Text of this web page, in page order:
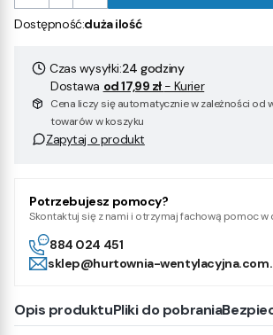
Dostępność:duża ilość
Czas wysyłki:24 godziny
Dostawa od 17,99 zł - Kurier
Cena liczy się automatycznie w zależności od
towarów w koszyku
Zapytaj o produkt
Potrzebujesz pomocy?
Skontaktuj się z nami i otrzymaj fachową pomoc
884 024 451
sklep@hurtownia-
Opis produktuPliki do pobrania